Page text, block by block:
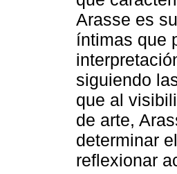
Arasse es
íntimas que
siguiendo
que al
de arte,
determinar
reflexionar